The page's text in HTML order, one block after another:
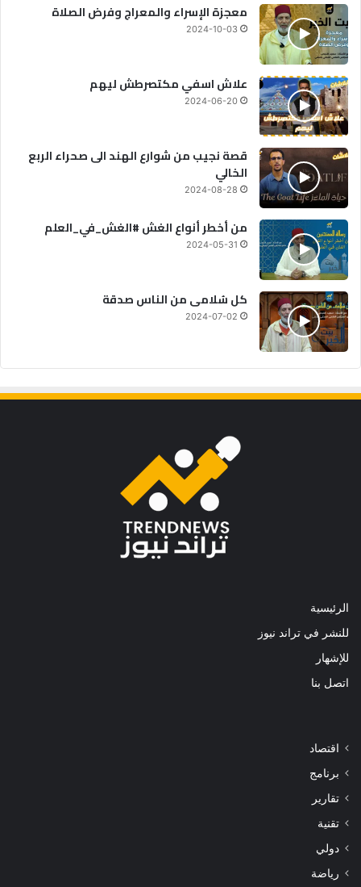
معجزة الإسراء والمعراج وفرض الصلاة
2024-10-03
علاش اسفي مكتصرطش ليهم
2024-06-20
قصة نجيب من شوارع الهند الى صحراء الربع
الخالي
2024-08-28
من أخطر أنواع الغش #الغش_في_العلم
2024-05-31
كل سُلامى من الناس صدقة
2024-07-02
الرئيسية
للنشر في تراند نيوز
للإشهار
اتصل بنا
اقتصاد
برنامج
تقارير
تقنية
دولي
رياضة